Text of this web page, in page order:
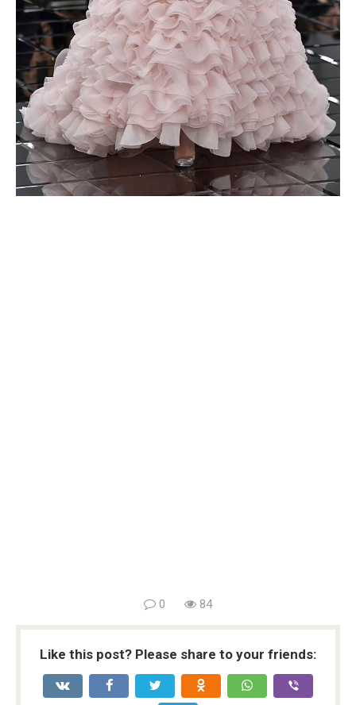
0 84
Like this post? Please share to your friends: